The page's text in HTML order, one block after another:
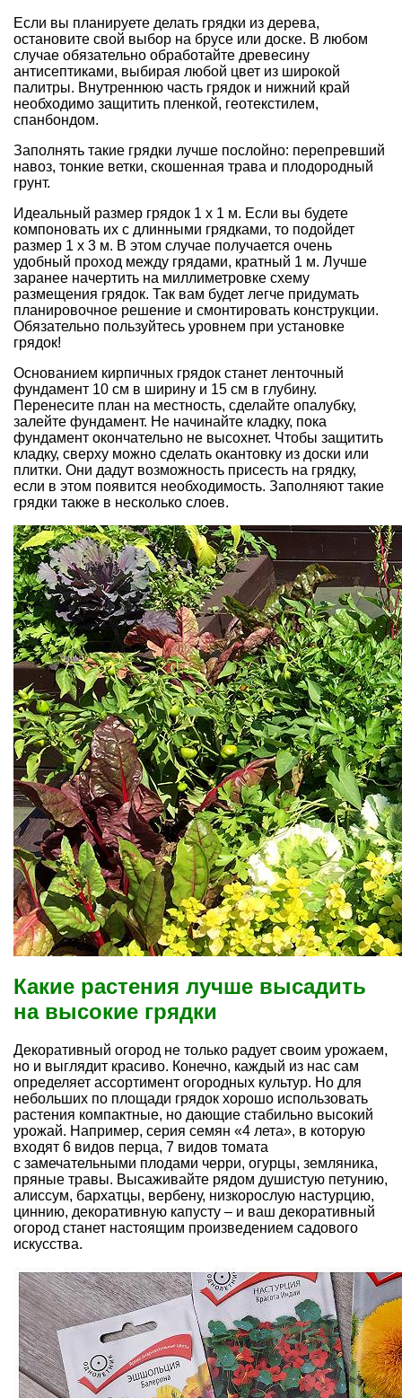
Если вы планируете делать грядки из дерева,
остановите свой выбор на брусе или доске. В любом
случае обязательно обработайте древесину
антисептиками, выбирая любой цвет из широкой
палитры. Внутреннюю часть грядок и нижний край
необходимо защитить пленкой, геотекстилем,
спанбондом.
Заполнять такие грядки лучше послойно: перепревший
навоз, тонкие ветки, скошенная трава и плодородный
грунт.
Идеальный размер грядок 1 х 1 м. Если вы будете
компоновать их с длинными грядками, то подойдет
размер 1 х 3 м. В этом случае получается очень
удобный проход между грядами, кратный 1 м. Лучше
заранее начертить на миллиметровке схему
размещения грядок. Так вам будет легче придумать
планировочное решение и смонтировать конструкции.
Обязательно пользуйтесь уровнем при установке
грядок!
Основанием кирпичных грядок станет ленточный
фундамент 10 см в ширину и 15 см в глубину.
Перенесите план на местность, сделайте опалубку,
залейте фундамент. Не начинайте кладку, пока
фундамент окончательно не высохнет. Чтобы защитить
кладку, сверху можно сделать окантовку из доски или
плитки. Они дадут возможность присесть на грядку,
если в этом появится необходимость. Заполняют такие
грядки также в несколько слоев.
Какие растения лучше высадить
на высокие грядки
Декоративный огород не только радует своим урожаем,
но и выглядит красиво. Конечно, каждый из нас сам
определяет ассортимент огородных культур. Но для
небольших по площади грядок хорошо использовать
растения компактные, но дающие стабильно высокий
урожай. Например, серия семян «4 лета», в которую
входят 6 видов перца, 7 видов томата
с замечательными плодами черри, огурцы, земляника,
пряные травы. Высаживайте рядом душистую петунию,
алиссум, бархатцы, вербену, низкорослую настурцию,
циннию, декоративную капусту – и ваш декоративный
огород станет настоящим произведением садового
искусства.